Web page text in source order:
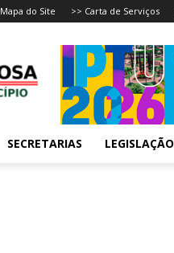
Mapa do Site >> Carta de Serviços
SECRETARIAS LEGISLAÇÃO